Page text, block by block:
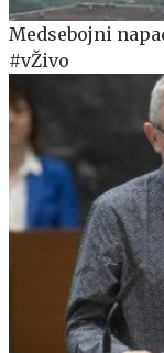
Medsebojni
#vŽivo